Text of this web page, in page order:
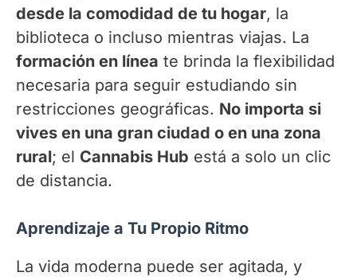
desde la comodidad de tu hogar, la
biblioteca o incluso mientras viajas. La
formación en línea te brinda la flexibilidad
necesaria para seguir estudiando sin
restricciones geográficas. No importa si
vives en una gran ciudad o en una zona
rural; el Cannabis Hub está a solo un clic
de distancia.
Aprendizaje a Tu Propio Ritmo
La vida moderna puede ser agitada, y